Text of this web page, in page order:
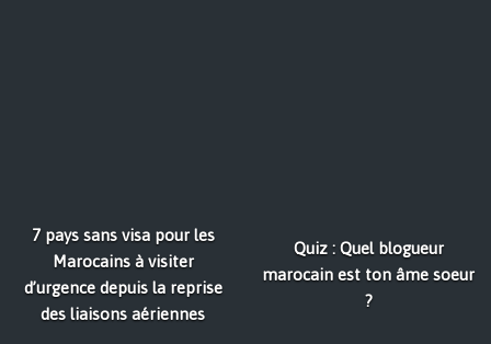
7 pays sans visa pour les
Marocains à visiter
d’urgence depuis la reprise
des liaisons aériennes
Quiz : Quel blogueur
marocain est ton âme soeur
?